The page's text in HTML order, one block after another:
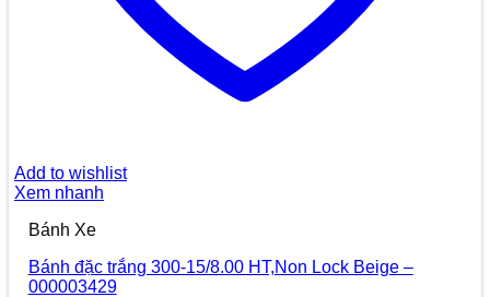
Add to wishlist
Xem nhanh
Bánh Xe
Bánh đặc trắng 300-15/8.00 HT,Non Lock Beige –
000003429